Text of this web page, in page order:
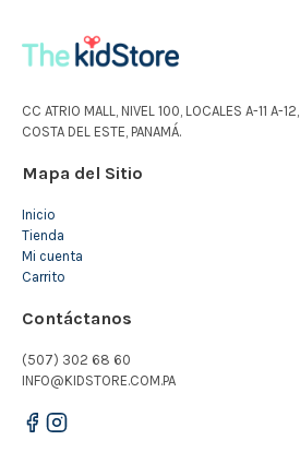
CC ATRIO MALL, NIVEL 100, LOCALES A-11 A-12,
COSTA DEL ESTE, PANAMÁ.
Mapa del Sitio
Inicio
Tienda
Mi cuenta
Carrito
Contáctanos
(507) 302 68 60
INFO@KIDSTORE.COM.PA